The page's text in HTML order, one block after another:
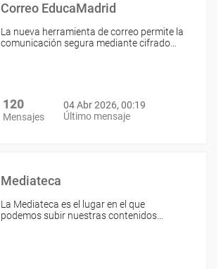
Correo EducaMadrid
La nueva herramienta de correo permite la
comunicación segura mediante cifrado…
120
Mensajes
04 Abr 2026, 00:19
Último mensaje
Mediateca
La Mediateca es el lugar en el que
podemos subir nuestras contenidos…